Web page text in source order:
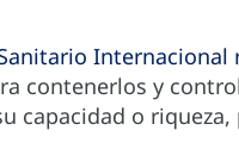
Internacional
contenerlos y
capacidad o